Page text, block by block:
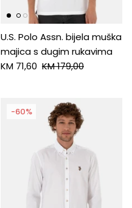
U.S. Polo Assn. bijela muška
majica s dugim rukavima
KM 71,60 KM 179,00
-60%